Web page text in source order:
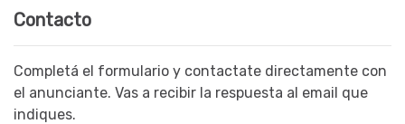
Contacto
Completá el formulario y contactate directamente con
el anunciante. Vas a recibir la respuesta al email que
indiques.